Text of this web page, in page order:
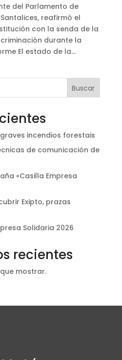
del Parlamento de
reafirmó el
con la senda de la
durante la
El estado de la...
Buscar
incendios forestais
de comunicación de
«Casilla Empresa
Exipto, prazas
Solidaria 2026
recientes
mostrar.